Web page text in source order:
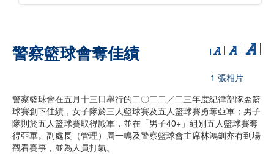
警察籃球會奪佳績
1 張相片
警察籃球會在五月十三日舉行的二〇二二／二三年度紀律部隊盃籃
球賽創下佳績，女子隊於三人籃球賽及五人籃球賽勇奪亞軍；男子
隊則於五人籃球賽取得殿軍，並在「男子40+」組別五人籃球賽奪
得亞軍。副處長（管理）周一鳴及警察籃球會主席林鴻釧亦有到場
觀看賽事，並為人員打氣。